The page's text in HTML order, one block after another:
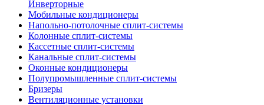
Инверторные
Мобильные кондиционеры
Напольно-потолоч​ные ​сплит-системы
Колонные ​​сплит-системы
Кассетные сплит-системы
Канальные сплит-системы
Оконные кондиционеры
Полупромышленные сплит-системы
Бризеры
Вентиляционные установки